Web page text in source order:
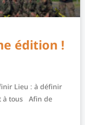
édition !
Lieu : à définir
à tous Afin de